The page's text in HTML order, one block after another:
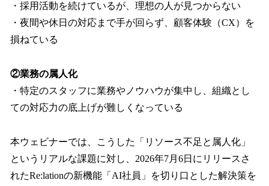
・採用活動を続けているが、理想の人が見つからない
・夜間や休日の対応まで手が回らず、顧客体験（CX）を
損ねている
②業務の属人化
・特定のスタッフに業務やノウハウが集中し、組織とし
ての対応力の底上げが難しくなっている
本ウェビナーでは、こうした「リソース不足と属人化」
というリアルな課題に対し、2026年7月6日にリリースさ
れたRe:lationの新機能「AI社員」を切り口とした解決策を